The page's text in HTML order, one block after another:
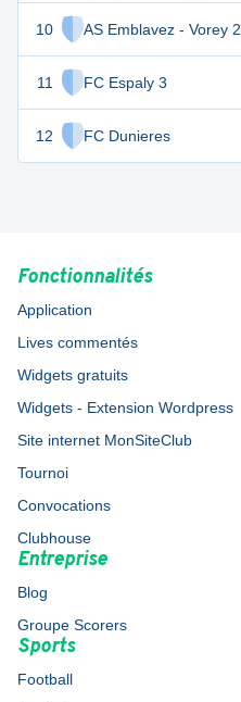
10 AS Emblavez - Vorey 2
11 FC Espaly 3
12 FC Dunieres
19 22
Fonctionnalités
Application
Lives commentés
Widgets gratuits
Widgets - Extension Wordpress
Site internet MonSiteClub
Tournoi
Convocations
Clubhouse
Entreprise
Blog
Groupe Scorers
Sports
Football